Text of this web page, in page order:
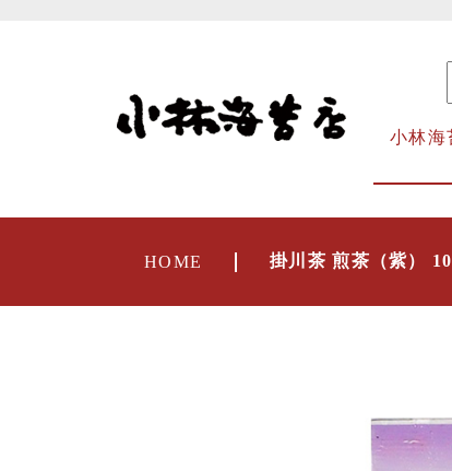
小林海
HOME 掛川茶 煎茶（紫）